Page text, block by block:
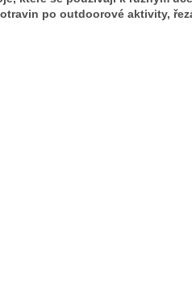
po outdoorové aktivity,